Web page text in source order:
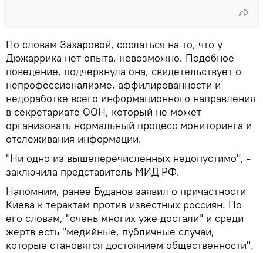
По словам Захаровой, сослаться на то, что у
Дюжаррика нет опыта, невозможно. Подобное
поведение, подчеркнула она, свидетельствует о
непрофессионализме, аффилированности и
недоработке всего информационного направления
в секретариате ООН, который не может
организовать нормальный процесс мониторинга и
отслеживания информации.
"Ни одно из вышеперечисленных недопустимо", -
заключила представитель МИД РФ.
Напомним, ранее Буданов заявил о причастности
Киева к терактам против известных россиян. По
его словам, "очень многих уже достали" и среди
жертв есть "медийные, публичные случаи,
которые становятся достоянием общественности".